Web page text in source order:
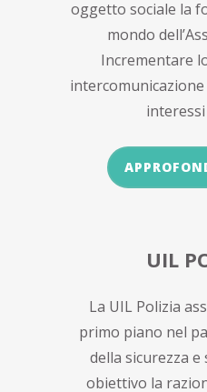
oggetto sociale la
mondo
Incrementare
UIL
La UIL Polizia
primo piano nel
della sicurezza
obiettivo la